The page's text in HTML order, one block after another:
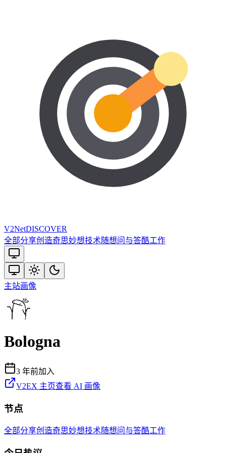
V2NetDISCOVER
全部分享创造奇思妙想技术随想问与答酷工作
主站画像
Bologna
3 年前加入
V2EX 主页查看 AI 画像
节点
全部分享创造奇思妙想技术随想问与答酷工作